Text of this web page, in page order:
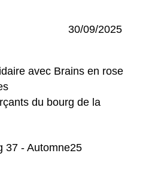
30/09/2025
avec Brains en rose
du bourg de la
37 - Automne25